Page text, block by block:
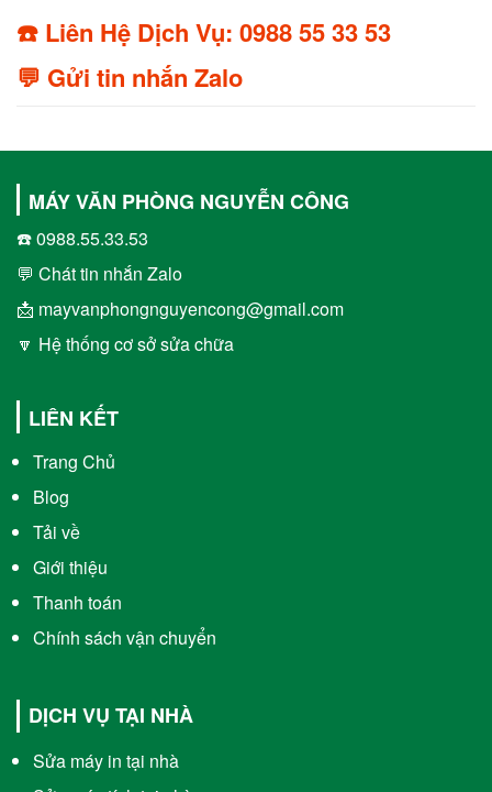
☎️ Liên Hệ Dịch Vụ: 0988 55 33 53
💬 Gửi tin nhắn Zalo
MÁY VĂN PHÒNG NGUYỄN CÔNG
☎️ 0988.55.33.53
💬 Chát tin nhắn Zalo
📩 mayvanphongnguyencong@gmail.com
🔽 Hệ thống cơ sở sửa chữa
LIÊN KẾT
Trang Chủ
Blog
Tải về
Giới thiệu
Thanh toán
Chính sách vận chuyển
DỊCH VỤ TẠI NHÀ
Sửa máy in tại nhà